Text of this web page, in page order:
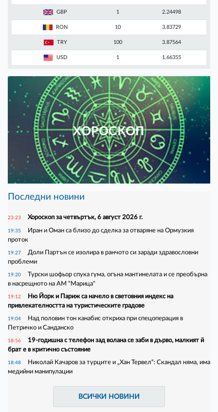
GBP 1 2.24498
RON 10 3.83729
TRY 100 3.87564
USD 1 1.66355
ХОРОСКОП
Последни новини
23:23 Хороскоп за четвъртък, 6 август 2026 г.
19:35
Иран и Оман са близо до сделка за отваряне на Ормузкия
проток
19:27
Доли Партън се изолира в ранчото си заради здравословни
проблеми
19:20
Турски шофьор спука гума, огъна мантинелата и се преобърна
в насрещното на АМ "Марица"
19:12
Ню Йорк и Париж са начело в световния индекс на
привлекателността на туристическите градове
19:04
Над половин тон канабис откриха при спецоперация в
Петричко и Санданско
18:56
19-годишна с телефон зад волана се заби в дърво, малкият й
брат е в критично състояние
18:48
Николай Качаров за турците и „Хан Тервел“: Скандал няма, има
медийни манипулации
ВСИЧКИ НОВИНИ